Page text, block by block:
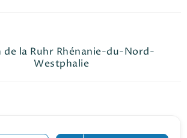
de la Ruhr Rhénanie-du-Nord-
Westphalie